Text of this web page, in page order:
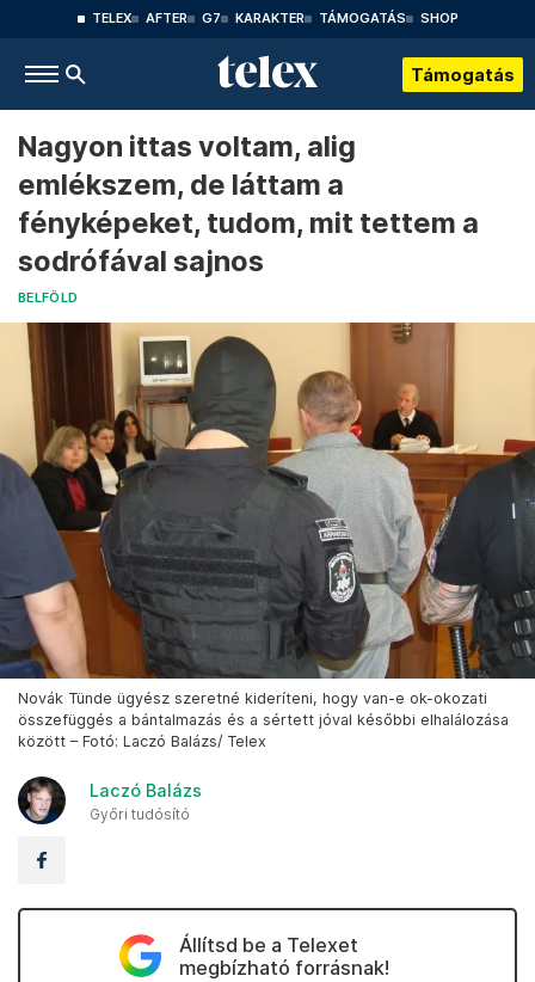
TELEX AFTER G7 KARAKTER TÁMOGATÁS SHOP
Támogatás
Nagyon ittas voltam, alig
emlékszem, de láttam a
fényképeket, tudom, mit tettem a
sodrófával sajnos
BELFÖLD
Novák Tünde ügyész szeretné kideríteni, hogy van-e ok-okozati
összefüggés a bántalmazás és a sértett jóval későbbi elhalálozása
között – Fotó: Laczó Balázs/ Telex
Laczó Balázs
Győri tudósító
Állítsd be a Telexet
megbízható forrásnak!